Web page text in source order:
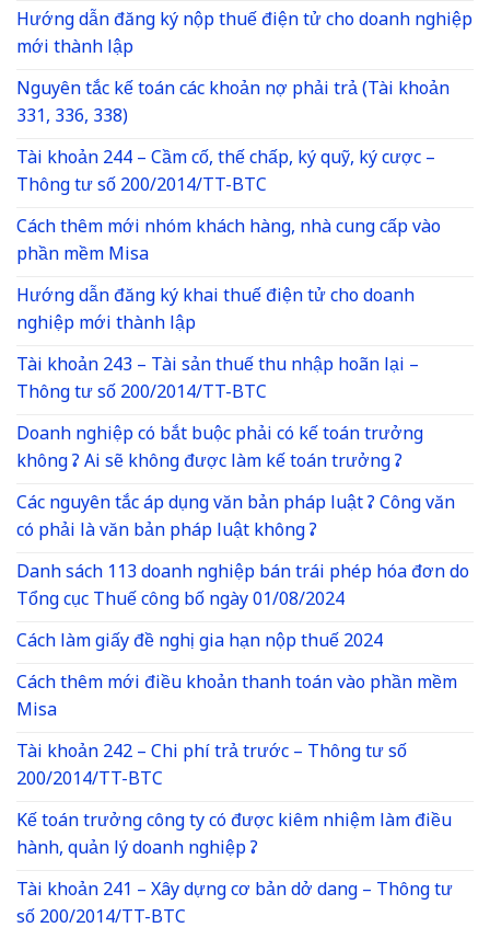
Hướng dẫn đăng ký nộp thuế điện tử cho doanh nghiệp
mới thành lập
Nguyên tắc kế toán các khoản nợ phải trả (Tài khoản
331, 336, 338)
Tài khoản 244 – Cầm cố, thế chấp, ký quỹ, ký cược –
Thông tư số 200/2014/TT-BTC
Cách thêm mới nhóm khách hàng, nhà cung cấp vào
phần mềm Misa
Hướng dẫn đăng ký khai thuế điện tử cho doanh
nghiệp mới thành lập
Tài khoản 243 – Tài sản thuế thu nhập hoãn lại –
Thông tư số 200/2014/TT-BTC
Doanh nghiệp có bắt buộc phải có kế toán trưởng
không ? Ai sẽ không được làm kế toán trưởng ?
Các nguyên tắc áp dụng văn bản pháp luật ? Công văn
có phải là văn bản pháp luật không ?
Danh sách 113 doanh nghiệp bán trái phép hóa đơn do
Tổng cục Thuế công bố ngày 01/08/2024
Cách làm giấy đề nghị gia hạn nộp thuế 2024
Cách thêm mới điều khoản thanh toán vào phần mềm
Misa
Tài khoản 242 – Chi phí trả trước – Thông tư số
200/2014/TT-BTC
Kế toán trưởng công ty có được kiêm nhiệm làm điều
hành, quản lý doanh nghiệp ?
Tài khoản 241 – Xây dựng cơ bản dở dang – Thông tư
số 200/2014/TT-BTC